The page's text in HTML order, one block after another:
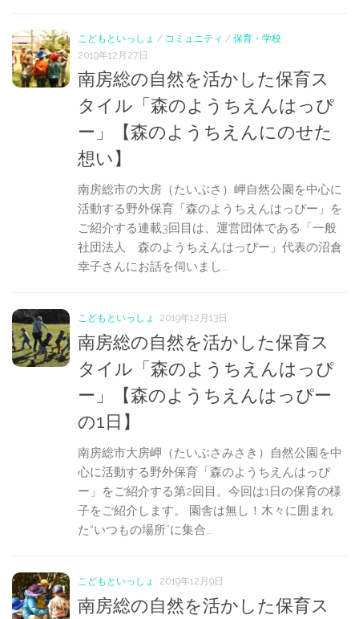
こどもといっしょ / コミュニティ / 保育・学校
2019年12月27日
南房総の自然を活かした保育ス
タイル「森のようちえんはっぴ
ー」【森のようちえんにのせた
想い】
南房総市の大房（たいぶさ）岬自然公園を中心に
活動する野外保育「森のようちえんはっぴー」を
ご紹介する連載3回目は、運営団体である「一般
社団法人 森のようちえんはっぴー」代表の沼倉
幸子さんにお話を伺いまし...
こどもといっしょ 2019年12月13日
南房総の自然を活かした保育ス
タイル「森のようちえんはっぴ
ー」【森のようちえんはっぴー
の1日】
南房総市大房岬（たいぶさみさき）自然公園を中
心に活動する野外保育「森のようちえんはっぴ
ー」をご紹介する第2回目。今回は1日の保育の様
子をご紹介します。 園舎は無し！木々に囲まれ
た“いつもの場所”に集合...
こどもといっしょ 2019年12月9日
南房総の自然を活かした保育ス